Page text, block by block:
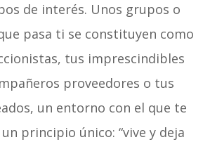
de interés. Unos grupos o
pasa ti se constituyen como
tus imprescindibles
proveedores o tus
un entorno con el que te
principio único: “vive y deja